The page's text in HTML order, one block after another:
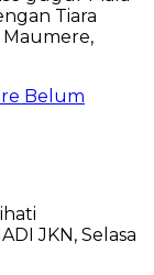
Belum